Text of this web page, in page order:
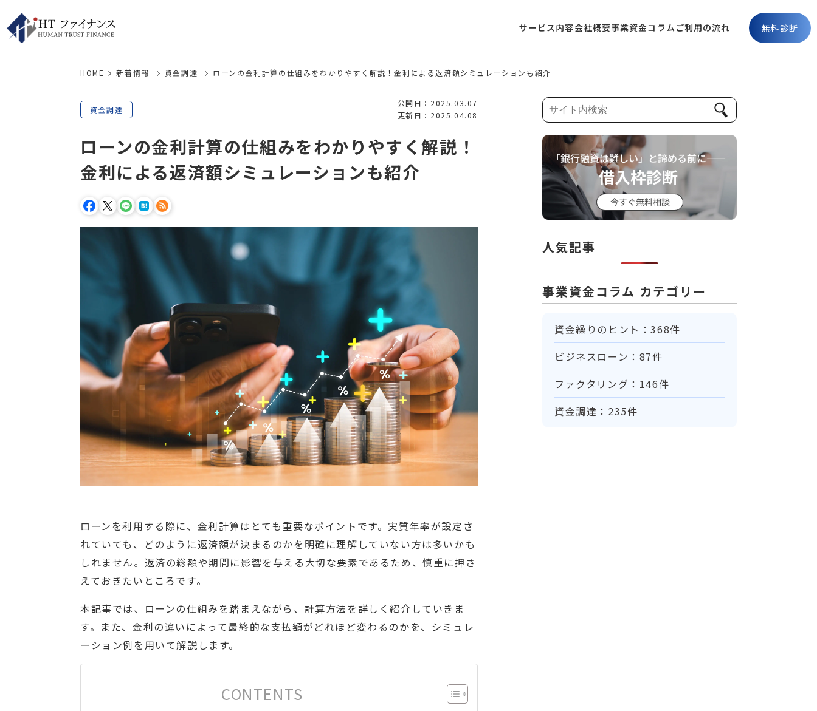
サービス内容会社概要事業資金コラム ご利用の流れ 無料診断
HOME 新着情報 資金調達 ローンの金利計算の仕組みをわかりやすく解説！金利による返済額シミュレーションも紹介
資金調達
公開日：2025.03.07
更新日：2025.04.08
ローンの金利計算の仕組みをわかりやすく解説！
金利による返済額シミュレーションも紹介
ローンを利用する際に、金利計算はとても重要なポイントです。実質年率が設定さ
れていても、どのように返済額が決まるのかを明確に理解していない方は多いかも
しれません。返済の総額や期間に影響を与える大切な要素であるため、慎重に押さ
えておきたいところです。
本記事では、ローンの仕組みを踏まえながら、計算方法を詳しく紹介していきま
す。また、金利の違いによって最終的な支払額がどれほど変わるのかを、シミュレ
ーション例を用いて解説します。
CONTENTS
人気記事
事業資金コラム カテゴリー
資金繰りのヒント：368件
ビジネスローン：87件
ファクタリング：146件
資金調達：235件